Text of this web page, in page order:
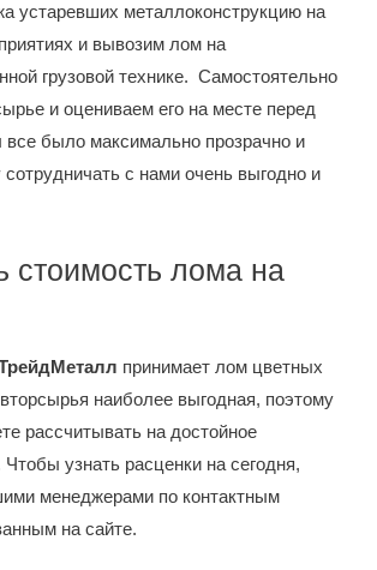
устаревших металлоконструкцию на
и вывозим лом на
грузовой технике. Самостоятельно
и оцениваем его на месте перед
все было максимально прозрачно и
с нами очень выгодно и
стоимость лома на
принимает лом цветных
наиболее выгодная, поэтому
рассчитывать на достойное
Чтобы узнать расценки на сегодня,
менеджерами по контактным
на сайте.